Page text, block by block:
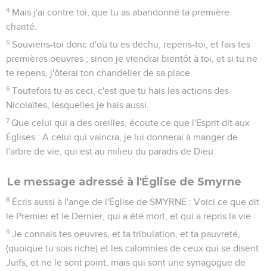
4 Mais j'ai contre toi, que tu as abandonné ta première
charité.
5 Souviens-toi donc d'où tu es déchu, repens-toi, et fais tes
premières oeuvres ; sinon je viendrai bientôt à toi, et si tu ne
te repens, j'ôterai ton chandelier de sa place.
6 Toutefois tu as ceci, c'est que tu hais les actions des
Nicolaïtes, lesquelles je hais aussi.
7 Que celui qui a des oreilles, écoute ce que l'Esprit dit aux
Églises : A celui qui vaincra, je lui donnerai à manger de
l'arbre de vie, qui est au milieu du paradis de Dieu.
Le message adressé à l'Église de Smyrne
8 Écris aussi à l'ange de l'Église de SMYRNE : Voici ce que dit
le Premier et le Dernier, qui a été mort, et qui a repris la vie :
9 Je connais tes oeuvres, et ta tribulation, et ta pauvreté,
(quoique tu sois riche) et les calomnies de ceux qui se disent
Juifs, et ne le sont point, mais qui sont une synagogue de